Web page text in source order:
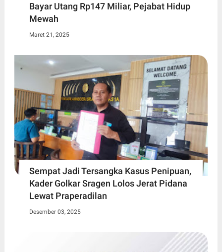
Bayar Utang Rp147 Miliar, Pejabat Hidup
Mewah
Maret 21, 2025
Sempat Jadi Tersangka Kasus Penipuan,
Kader Golkar Sragen Lolos Jerat Pidana
Lewat Praperadilan
Desember 03, 2025